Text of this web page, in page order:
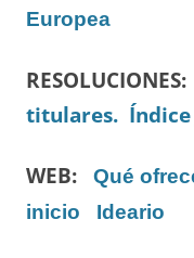
Europea
RESOLUCIONES:
titulares. Índice
WEB: Qué
inicio
Ideario